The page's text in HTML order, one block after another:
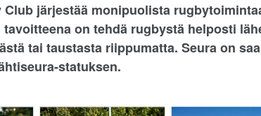
Club järjestää monipuolista
tavoitteena on tehdä rugbystä helposti
tai taustasta riippumatta. Seura on
statuksen.